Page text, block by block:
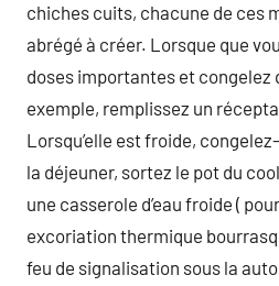
chiches cuits, chacune de ces
abrégé à créer. Lorsque que
doses importantes et congelez
exemple, remplissez un
Lorsqu’elle est froide,
la déjeuner, sortez le pot du
une casserole d’eau froide (
excoriation thermique
feu de signalisation sous la